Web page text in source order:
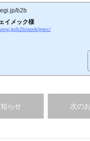
b2b
イメック様
b2b/work/jmec/
らせ 次の